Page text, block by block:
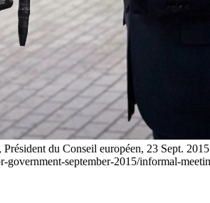
du Conseil européen, 23 Sept.
september-2015/informal-